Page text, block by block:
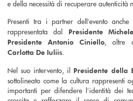
e della necessità di recuperare
Presenti tra i partner dell’evento anche
rappresentata dal Presidente
Presidente Antonio Ciniello, oltre
Carlotta De Iuliis.
Nel suo intervento, il Presidente della
sottolineato come la cultura rappresenti
importanti per difendere l’identità dei